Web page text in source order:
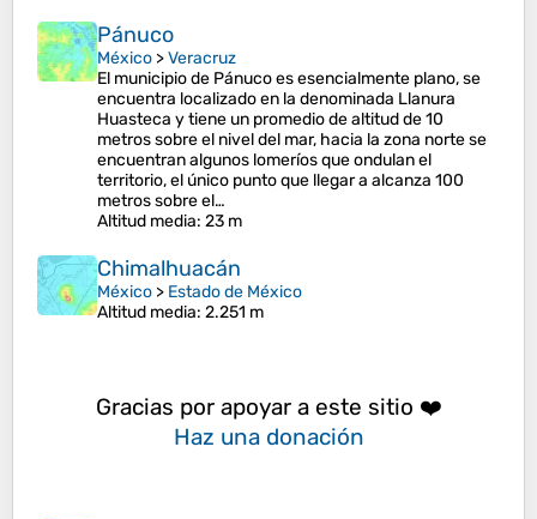
Pánuco
México >Veracruz
El municipio de Pánuco es esencialmente plano, se
encuentra localizado en la denominada Llanura
Huasteca y tiene un promedio de altitud de 10
metros sobre el nivel del mar, hacia la zona norte se
encuentran algunos lomeríos que ondulan el
territorio, el único punto que llegar a alcanza 100
metros sobre el…
Altitud media: 23 m
Chimalhuacán
México > Estado de México
Altitud media: 2.251 m
Gracias por apoyar a este sitio ❤️
Haz una donación